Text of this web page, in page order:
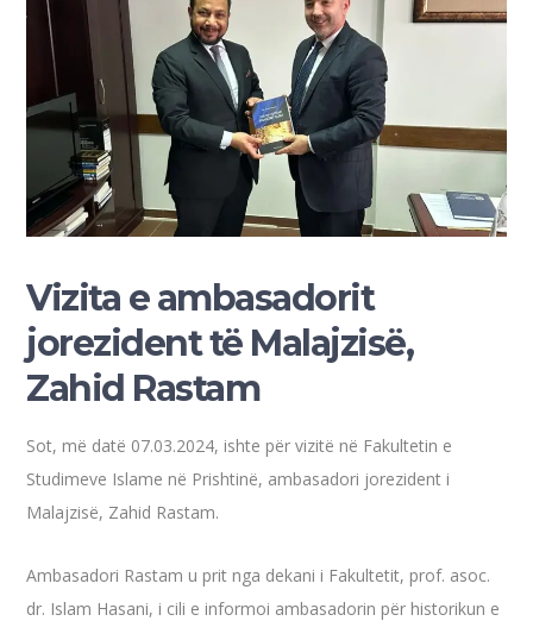
Vizita e ambasadorit
jorezident të Malajzisë,
Zahid Rastam
Sot, më datë 07.03.2024, ishte për vizitë në Fakultetin e
Studimeve Islame në Prishtinë, ambasadori jorezident i
Malajzisë, Zahid Rastam.
Ambasadori Rastam u prit nga dekani i Fakultetit, prof. asoc.
dr. Islam Hasani, i cili e informoi ambasadorin për historikun e